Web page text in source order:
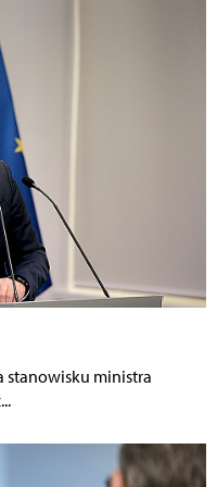
stanowisku ministra